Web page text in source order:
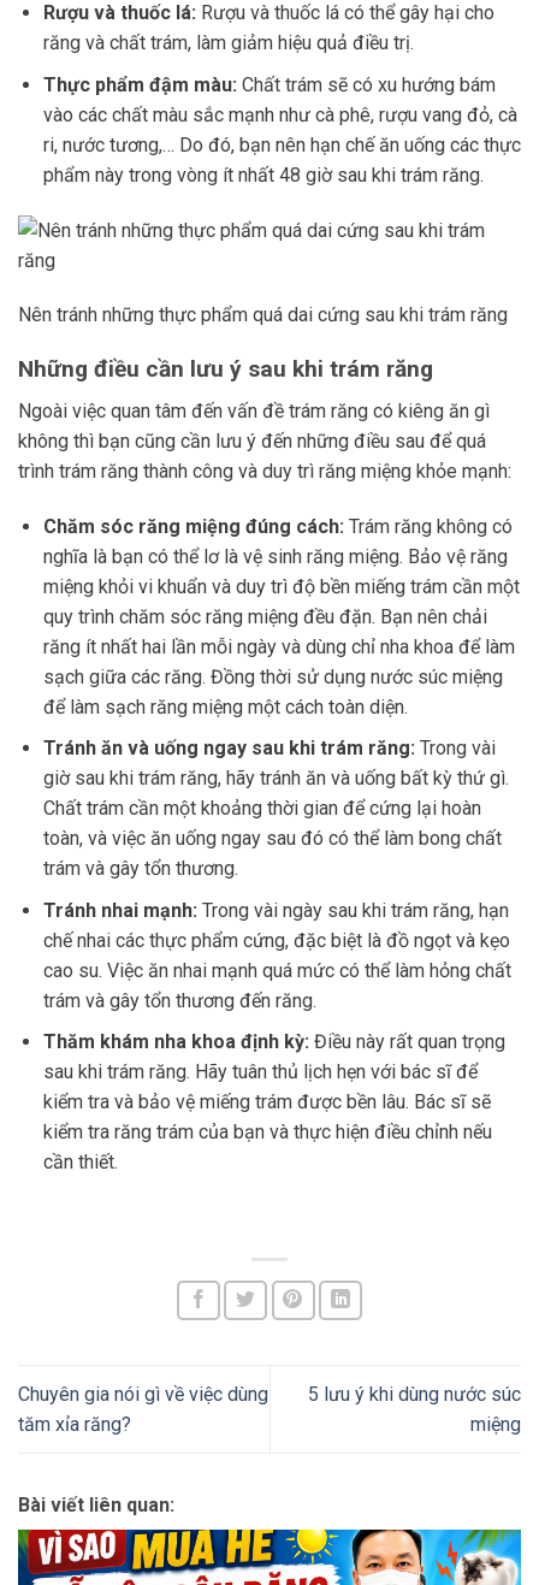
Rượu và thuốc lá: Rượu và thuốc lá có thể gây hại cho
răng và chất trám, làm giảm hiệu quả điều trị.
Thực phẩm đậm màu: Chất trám sẽ có xu hướng bám
vào các chất màu sắc mạnh như cà phê, rượu vang đỏ, cà
ri, nước tương,… Do đó, bạn nên hạn chế ăn uống các thực
phẩm này trong vòng ít nhất 48 giờ sau khi trám răng.
Nên tránh những thực phẩm quá dai cứng sau khi trám răng
Những điều cần lưu ý sau khi trám răng
Ngoài việc quan tâm đến vấn đề trám răng có kiêng ăn gì
không thì bạn cũng cần lưu ý đến những điều sau để quá
trình trám răng thành công và duy trì răng miệng khỏe mạnh:
Chăm sóc răng miệng đúng cách: Trám răng không có
nghĩa là bạn có thể lơ là vệ sinh răng miệng. Bảo vệ răng
miệng khỏi vi khuẩn và duy trì độ bền miếng trám cần một
quy trình chăm sóc răng miệng đều đặn. Bạn nên chải
răng ít nhất hai lần mỗi ngày và dùng chỉ nha khoa để làm
sạch giữa các răng. Đồng thời sử dụng nước súc miệng
để làm sạch răng miệng một cách toàn diện.
Tránh ăn và uống ngay sau khi trám răng: Trong vài
giờ sau khi trám răng, hãy tránh ăn và uống bất kỳ thứ gì.
Chất trám cần một khoảng thời gian để cứng lại hoàn
toàn, và việc ăn uống ngay sau đó có thể làm bong chất
trám và gây tổn thương.
Tránh nhai mạnh: Trong vài ngày sau khi trám răng, hạn
chế nhai các thực phẩm cứng, đặc biệt là đồ ngọt và kẹo
cao su. Việc ăn nhai mạnh quá mức có thể làm hỏng chất
trám và gây tổn thương đến răng.
Thăm khám nha khoa định kỳ: Điều này rất quan trọng
sau khi trám răng. Hãy tuân thủ lịch hẹn với bác sĩ để
kiểm tra và bảo vệ miếng trám được bền lâu. Bác sĩ sẽ
kiểm tra răng trám của bạn và thực hiện điều chỉnh nếu
cần thiết.
Chuyên gia nói gì về việc dùng
tăm xỉa răng?
5 lưu ý khi dùng nước súc
miệng
Bài viết liên quan: